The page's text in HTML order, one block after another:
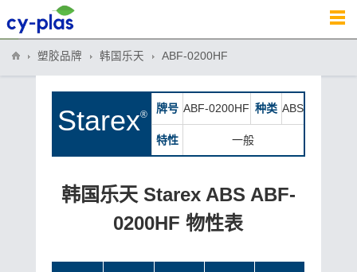
塑胶品牌 韩国乐天 ABF-0200HF
Starex® 牌号 ABF-0200HF 种类 ABS
特性 一般
韩国乐天 Starex ABS ABF-
0200HF 物性表